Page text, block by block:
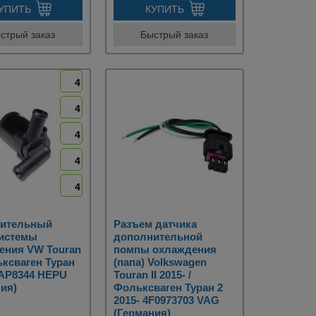
заказ
КУПИТЬ
Быстрый заказ
4
4
4
4
4
VW Touran
Туран
HEPU
Разъем датчика
дополнительной
помпы охлаждения
(папа) Volkswagen
Touran II 2015- /
Фольксваген Туран 2
2015- 4F0973703 VAG
(Германия)